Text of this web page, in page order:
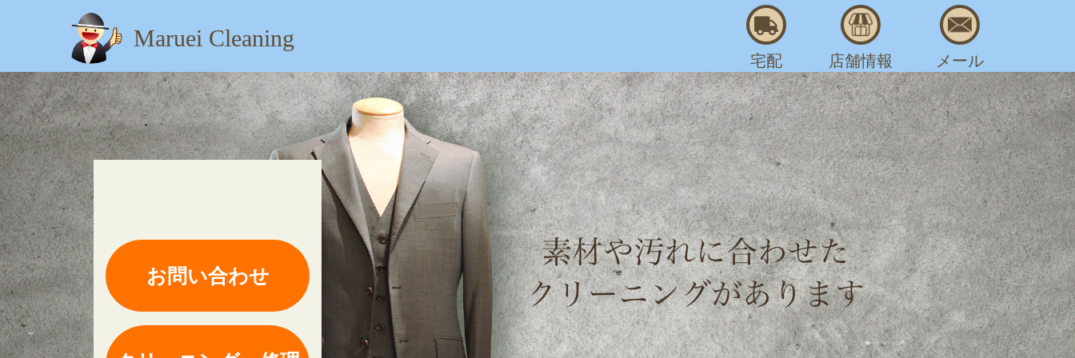
Maruei Cleaning
宅配 店舗情報 メール
【住所】：東京都八王子市絹ヶ丘1-22-20 【TEL】：042-635-6234 【営業時間】：AM 8:00～PM 7:30
7月, 2015 | maruei-cleaning.com
お問い合わせ
maruei-cleaning.com>2015>7月
ニュース： 2015年7月